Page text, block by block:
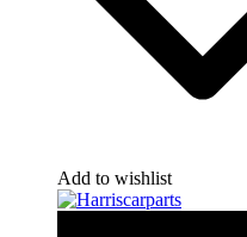
Add to wishlist